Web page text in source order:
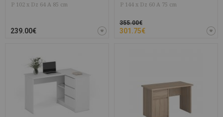
P 102 x Dz 64 A 85 cm
239.00€
P 144 x Dz 60 A 75 cm
355.00€
301.75€